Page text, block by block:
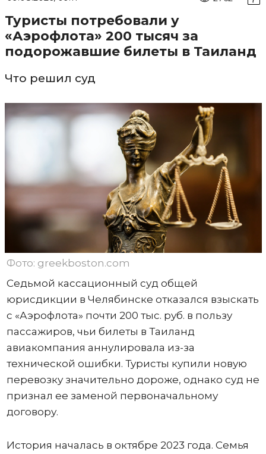
Туристы потребовали у
«Аэрофлота» 200 тысяч за
подорожавшие билеты в Таиланд
Что решил суд
Фото: greekboston.com
Седьмой кассационный суд общей
юрисдикции в Челябинске отказался взыскать
с «Аэрофлота» почти 200 тыс. руб. в пользу
пассажиров, чьи билеты в Таиланд
авиакомпания аннулировала из-за
технической ошибки. Туристы купили новую
перевозку значительно дороже, однако суд не
признал ее заменой первоначальному
договору.
История началась в октябре 2023 года. Семья